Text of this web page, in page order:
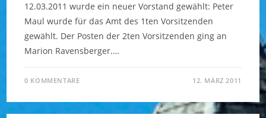
12.03.2011 wurde ein neuer Vorstand gewählt: Peter
Maul wurde für das Amt des 1ten Vorsitzenden
gewählt. Der Posten der 2ten Vorsitzenden ging an
Marion Ravensberger.…
0 KOMMENTARE 12. MÄRZ 2011